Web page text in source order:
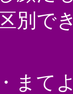
別で
まて